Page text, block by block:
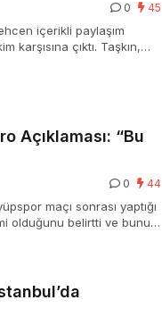
0 45
içerikli paylaşım
çıktı. Taşkın,
Açıklaması: “Bu
0 44
maçı sonrası yaptığı
olduğunu belirtti ve bunun